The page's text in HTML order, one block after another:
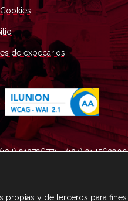
de exbecarios
913796771 - (+34) 914562900
propias y de terceros para fines